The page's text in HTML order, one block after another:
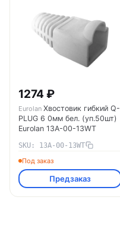
1274 ₽
Eurolan Хвостовик гибкий Q-
PLUG 6 0мм бел. (уп.50шт)
Eurolan 13A-00-13WT
SKU: 13A-00-13WT
Под заказ
Предзаказ